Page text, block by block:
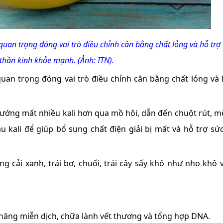
trọng đóng vai trò điều chỉnh cân bằng chất lỏng và hỗ trợ
kinh khỏe mạnh. (Ảnh: ITN).
trọng đóng vai trò điều chỉnh cân bằng chất lỏng và
mất nhiều kali hơn qua mồ hôi, dẫn đến chuột rút,
kali để giúp bổ sung chất điện giải bị mất và hỗ trợ
cải xanh, trái bơ, chuối, trái cây sấy khô như nho khô
miễn dịch, chữa lành vết thương và tổng hợp DNA.